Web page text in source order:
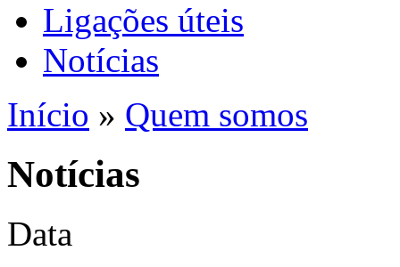
Ligações úteis
Notícias
Início » Quem somos
Notícias
Data